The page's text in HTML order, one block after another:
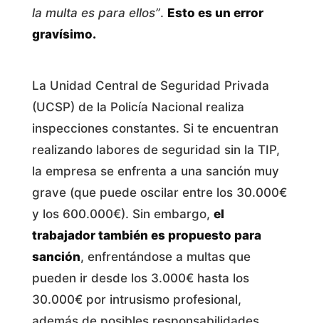
la multa es para ellos”. Esto es un error
gravísimo.
La Unidad Central de Seguridad Privada
(UCSP) de la Policía Nacional realiza
inspecciones constantes. Si te encuentran
realizando labores de seguridad sin la TIP,
la empresa se enfrenta a una sanción muy
grave (que puede oscilar entre los 30.000€
y los 600.000€). Sin embargo, el
trabajador también es propuesto para
sanción, enfrentándose a multas que
pueden ir desde los 3.000€ hasta los
30.000€ por intrusismo profesional,